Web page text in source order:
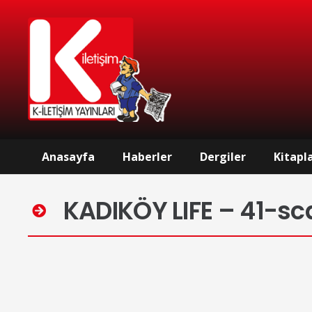
Anasayfa Haberler Dergiler
KADIKÖY LIFE – 41-